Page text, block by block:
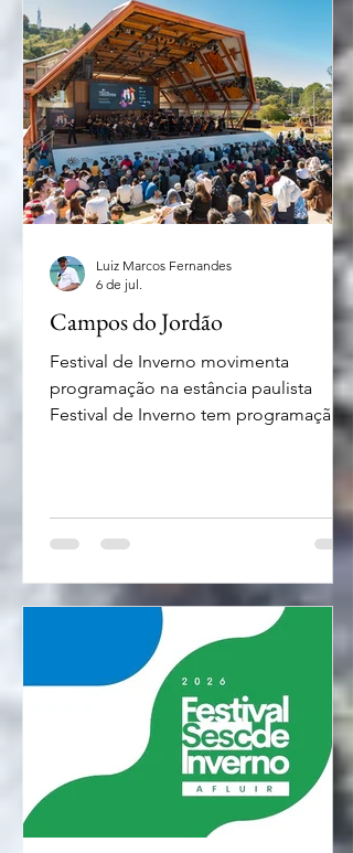
produtos típicos além de desfiles e
shows. Em Gramado tem o Festival de
Fondue em diversos restaurantes. Em
Nova Petrópolis d
Campos do Jordão
Festival de Inverno movimenta
programação na estância paulista
Festival de Inverno tem programação
convidativa e atraente durante este
mês. Teve início neste primeiro final de
Festival de Inverno de Campos do
Jordão cuja programação se estende
até 2 de agosto. O evento conta com
mais de 80 apresentações de música
clássica e popular — a maioria gra
Luiz Marcos Fernandes
6 de jul.